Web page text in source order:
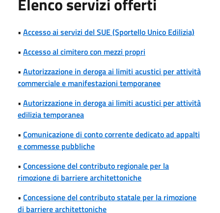
• Accesso ai servizi del SUE (Sportello Unico Edilizia)
• Accesso al cimitero con mezzi propri
• Autorizzazione in deroga ai limiti acustici per attività
commerciale e manifestazioni temporanee
• Autorizzazione in deroga ai limiti acustici per attività
edilizia temporanea
• Comunicazione di conto corrente dedicato ad appalti
e commesse pubbliche
• Concessione del contributo regionale per la
rimozione di barriere architettoniche
• Concessione del contributo statale per la rimozione
di barriere architettoniche